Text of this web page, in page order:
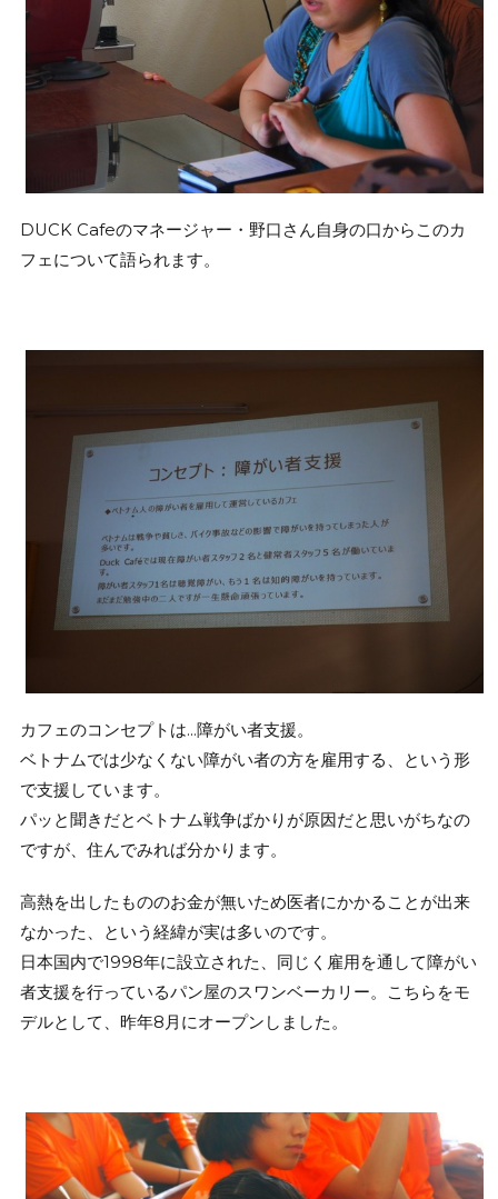
DUCK Cafeのマネージャー・野口さん自身の口からこのカ
フェについて語られます。
カフェのコンセプトは…障がい者支援。
ベトナムでは少なくない障がい者の方を雇用する、という形
で支援しています。
パッと聞きだとベトナム戦争ばかりが原因だと思いがちなの
ですが、住んでみれば分かります。
高熱を出したもののお金が無いため医者にかかることが出来
なかった、という経緯が実は多いのです。
日本国内で1998年に設立された、同じく雇用を通して障がい
者支援を行っているパン屋のスワンベーカリー。こちらをモ
デルとして、昨年8月にオープンしました。